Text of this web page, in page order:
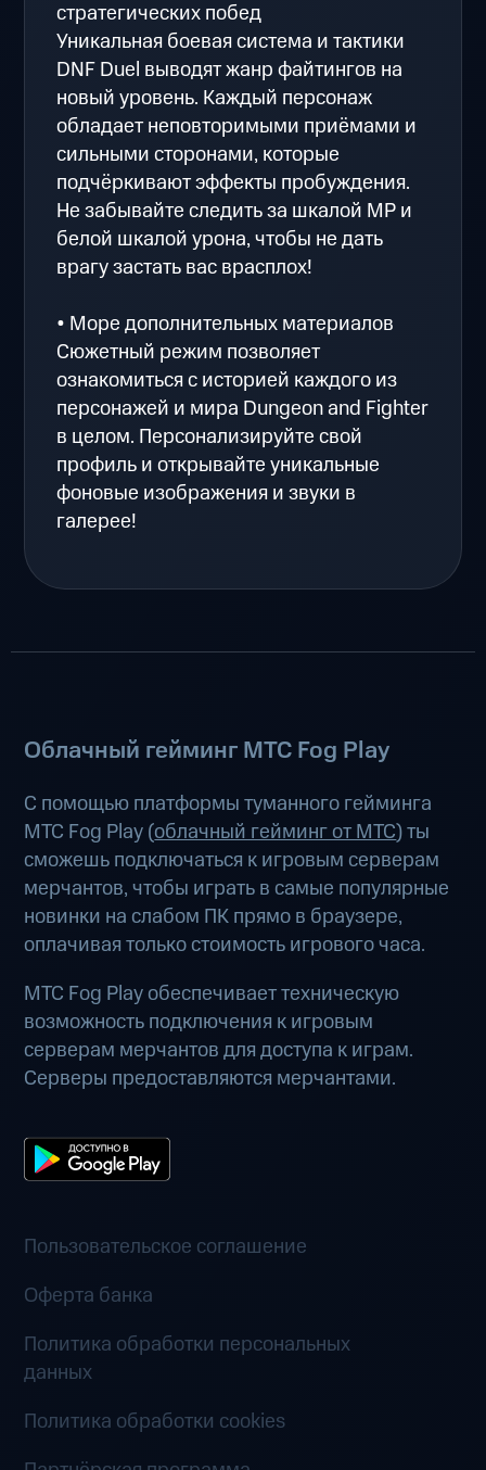
стратегических побед
Уникальная боевая система и тактики
DNF Duel выводят жанр файтингов на
новый уровень. Каждый персонаж
обладает неповторимыми приёмами и
сильными сторонами, которые
подчёркивают эффекты пробуждения.
Не забывайте следить за шкалой MP и
белой шкалой урона, чтобы не дать
врагу застать вас врасплох!
• Море дополнительных материалов
Сюжетный режим позволяет
ознакомиться с историей каждого из
персонажей и мира Dungeon and Fighter
в целом. Персонализируйте свой
профиль и открывайте уникальные
фоновые изображения и звуки в
галерее!
Облачный гейминг МТС Fog Play
С помощью платформы туманного гейминга
МТС Fog Play (облачный гейминг от МТС) ты
сможешь подключаться к игровым серверам
мерчантов, чтобы играть в самые популярные
новинки на слабом ПК прямо в браузере,
оплачивая только стоимость игрового часа.
МТС Fog Play обеспечивает техническую
возможность подключения к игровым
серверам мерчантов для доступа к играм.
Серверы предоставляются мерчантами.
Пользовательское соглашение
Оферта банка
Политика обработки персональных
данных
Политика обработки cookies